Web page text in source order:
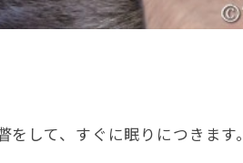
して、すぐに眠りにつきます。